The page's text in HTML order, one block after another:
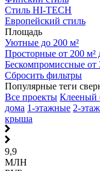
Стиль HI-TECH
Европейский стиль
Площадь
Уютные до 200 м²
Просторные от 200 м²
Бескомпромиссные от
Сбросить фильтры
Популярные теги
Все проекты Клееный
дома 1-этажные 2-
крыша
9,9
МЛН